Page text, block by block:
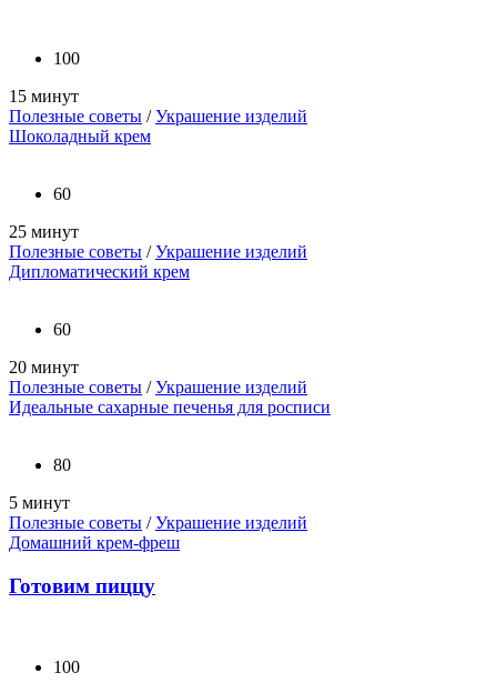
100
15 минут
Полезные советы /Украшение изделий
Шоколадный крем
60
25 минут
Полезные советы /Украшение изделий
Дипломатический крем
60
20 минут
Полезные советы /Украшение изделий
Идеальные сахарные печенья для росписи
80
5 минут
Полезные советы /Украшение изделий
Домашний крем-фреш
Готовим пиццу
100